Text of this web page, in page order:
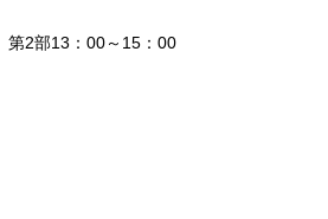
第2部13：00～15：00